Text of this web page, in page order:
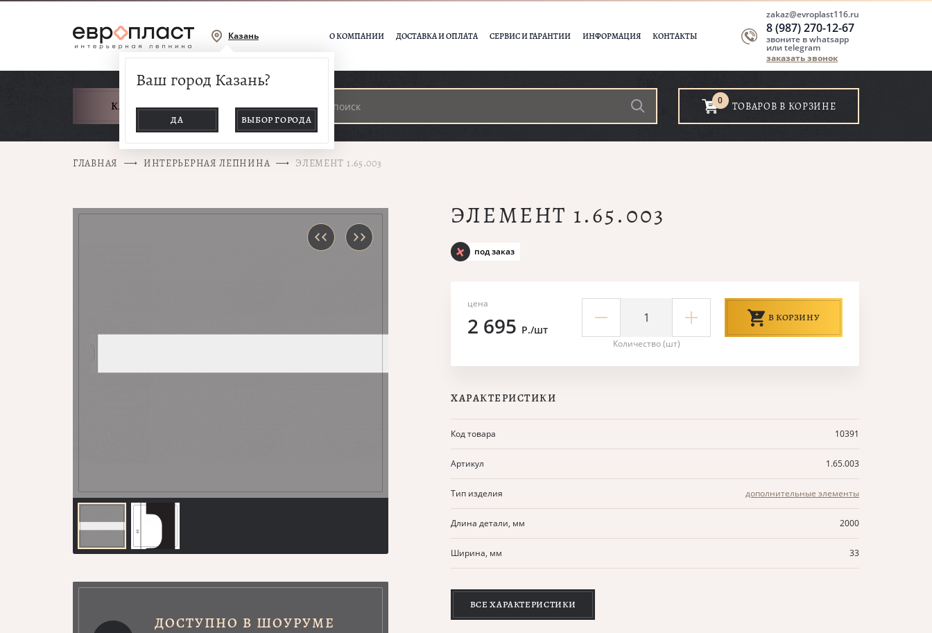
Казань О КОМПАНИИ ДОСТАВКА И ОПЛАТА СЕРВИС И ГАРАНТИИ ИНФОРМАЦИЯ КОНТАКТЫ
zakaz@evroplast116.ru
8 (987) 270-12-67
звоните в whatsapp
или telegram
заказать звонок
Ваш город Казань?
ДА ВЫБОР ГОРОДА
КАТАЛОГ ТОВАРОВ 0 ТОВАРОВ В КОРЗИНЕ
ГЛАВНАЯ ИНТЕРЬЕРНАЯ ЛЕПНИНА ЭЛЕМЕНТ 1.65.003
ДОСТУПНО В ШОУРУМЕ
ЭЛЕМЕНТ 1.65.003
под заказ
цена
2 695 Р./шт
Количество (шт)
В КОРЗИНУ
ХАРАКТЕРИСТИКИ
Код товара 10391
Артикул 1.65.003
Тип изделия дополнительные элементы
Длина детали, мм 2000
Ширина, мм 33
ВСЕ ХАРАКТЕРИСТИКИ